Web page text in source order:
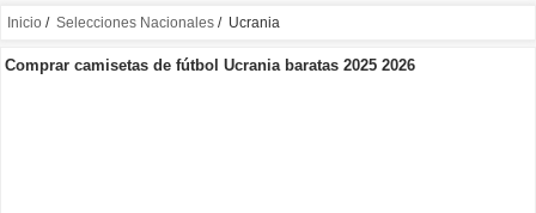
Inicio / Selecciones Nacionales / Ucrania
Comprar camisetas de fútbol Ucrania baratas 2025 2026